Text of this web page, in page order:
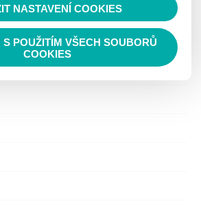
SE ZDRAVOTNÍM POSTIŽENÍM
NASTAVENÍ COOKIES
POUŽITÍM VŠECH SOUBORŮ
COOKIES